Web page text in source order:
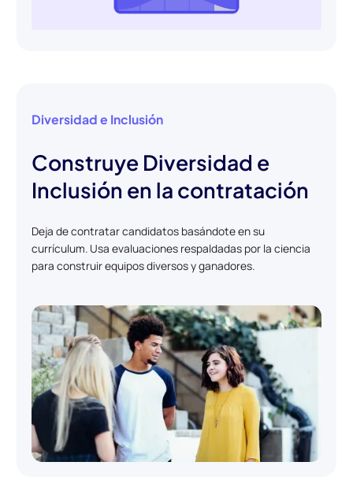
Diversidad e Inclusión
Construye Diversidad e
Inclusión en la contratación
Deja de contratar candidatos basándote en su
currículum. Usa evaluaciones respaldadas por la ciencia
para construir equipos diversos y ganadores.